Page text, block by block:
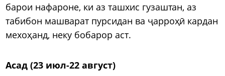
барои нафароне, ки аз ташхис гузаштан, аз
табибон машварат пурсидан ва ҷарроҳӣ кардан
мехоҳанд, неку бобарор аст.
Асад (23 июл-22 август)